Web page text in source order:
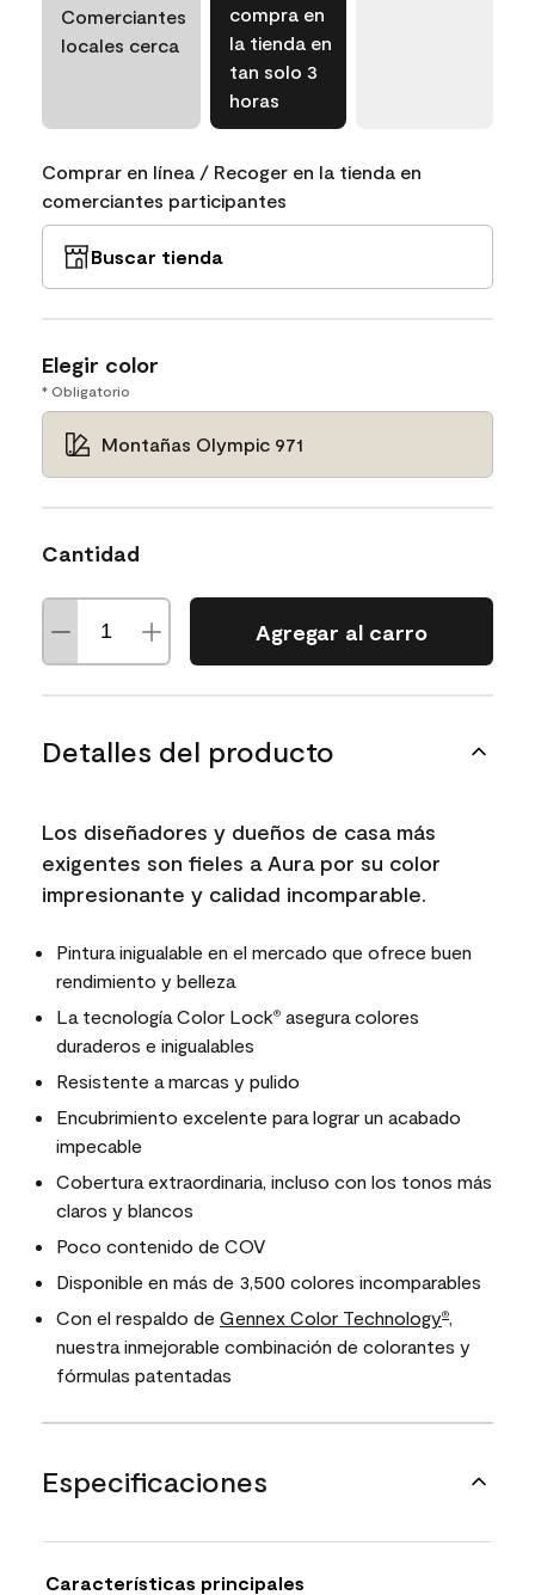
Comerciantes
locales cerca
compra en
la tienda en
tan solo 3
horas
Comprar en línea / Recoger en la tienda en
comerciantes participantes
Buscar tienda
Elegir color
* Obligatorio
Montañas Olympic 971
Cantidad
Agregar al carro
Detalles del producto
Los diseñadores y dueños de casa más
exigentes son fieles a Aura por su color
impresionante y calidad incomparable.
Pintura inigualable en el mercado que ofrece buen
rendimiento y belleza
La tecnología Color Lock® asegura colores
duraderos e inigualables
Resistente a marcas y pulido
Encubrimiento excelente para lograr un acabado
impecable
Cobertura extraordinaria, incluso con los tonos más
claros y blancos
Poco contenido de COV
Disponible en más de 3,500 colores incomparables
Con el respaldo de Gennex Color Technology®,
nuestra inmejorable combinación de colorantes y
fórmulas patentadas
Especificaciones
Características principales